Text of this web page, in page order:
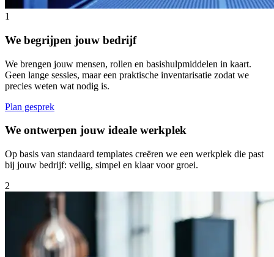
1
We begrijpen jouw bedrijf
We brengen jouw mensen, rollen en basishulpmiddelen in kaart.
Geen lange sessies, maar een praktische inventarisatie zodat we
precies weten wat nodig is.
Plan gesprek
We ontwerpen jouw ideale werkplek
Op basis van standaard templates creëren we een werkplek die past
bij jouw bedrijf: veilig, simpel en klaar voor groei.
2